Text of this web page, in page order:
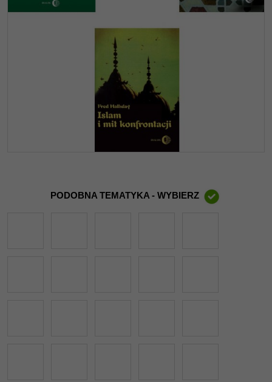
PODOBNA TEMATYKA - WYBIERZ